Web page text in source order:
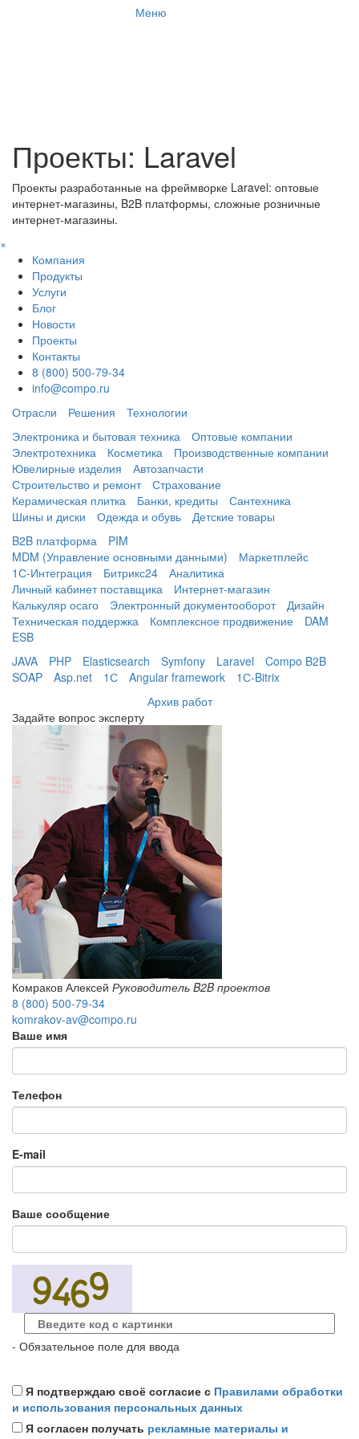
Меню
Проекты: Laravel
Проекты разработанные на фреймворке Laravel: оптовые
интернет-магазины, B2B платформы, сложные розничные
интернет-магазины.
×
Компания
Продукты
Услуги
Блог
Новости
Проекты
Контакты
8 (800) 500-79-34
info@compo.ru
Отрасли
Решения
Технологии
Электроника и бытовая техника
Оптовые компании
Электротехника
Косметика
Производственные компании
Ювелирные изделия
Автозапчасти
Строительство и ремонт
Страхование
Керамическая плитка
Банки, кредиты
Сантехника
Шины и диски
Одежда и обувь
Детские товары
B2B платформа
PIM
MDM (Управление основными данными)
Маркетплейс
1С-Интеграция
Битрикс24
Аналитика
Личный кабинет поставщика
Интернет-магазин
Калькуляр осаго
Электронный документооборот
Дизайн
Техническая поддержка
Комплексное продвижение
DAM
ESB
JAVA
PHP Elasticsearch Symfony Laravel
Compo B2B
SOAP
Asp.net 1С Angular framework
1С-Bitrix
Архив работ
Задайте вопрос эксперту
Комраков Алексей Руководитель B2B проектов
8 (800) 500-79-34
komrakov-av@compo.ru
Ваше имя
Телефон
E-mail
Ваше сообщение
- Обязательное поле для ввода
Я подтверждаю своё согласие с Правилами обработки
и использования персональных данных
Я согласен получать рекламные материалы и